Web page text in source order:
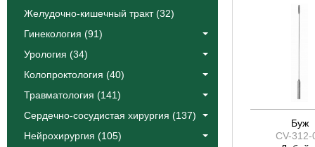
Желудочно-кишечный тракт (32)
Гинекология (91)
Урология (34)
Колопроктология (40)
Травматология (141)
Сердечно-сосудистая хирургия (137)
Нейрохирургия (105)
Буж
CV-312-